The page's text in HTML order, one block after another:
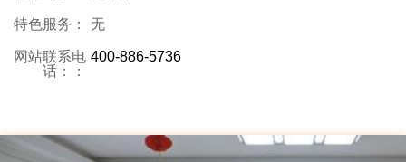
特色服务： 无
网站联系电
话：：
400-886-5736